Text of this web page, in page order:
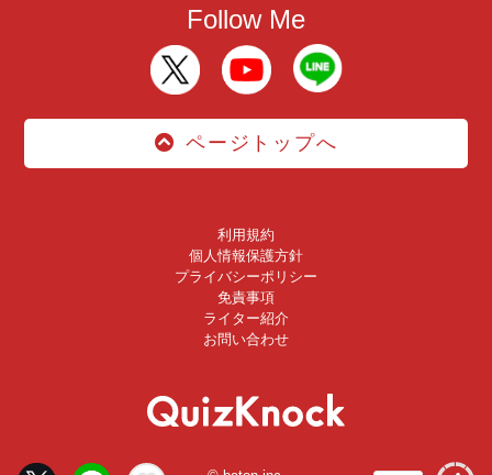
Follow Me
ページトップへ
利用規約
個人情報保護方針
プライバシーポリシー
免責事項
ライター紹介
お問い合わせ